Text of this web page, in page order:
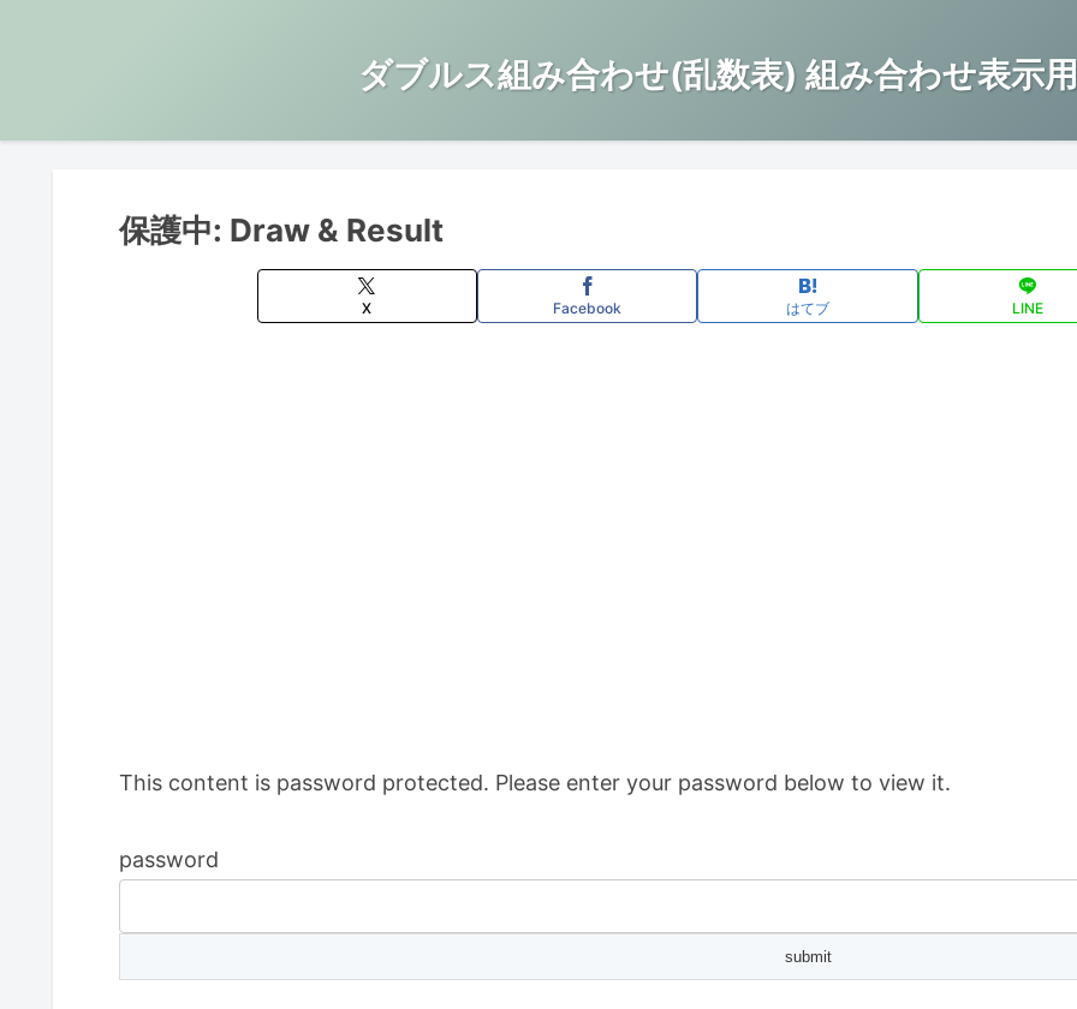
ダブルス組み合わせ(乱数表) 組み合わせ表示
保護中: Draw & Result
X Facebook はてブ LINE
This content is password protected. Please enter your password below to view it.
password